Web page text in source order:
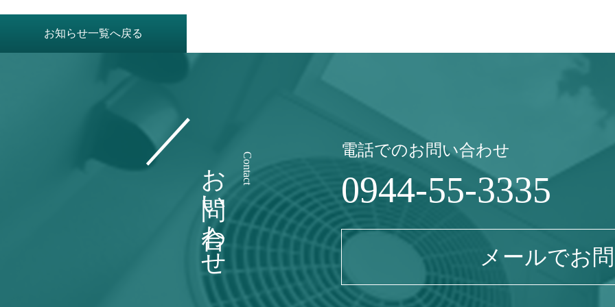
お知らせ一覧へ戻る
お問い合わせ Contact
電話でのお問い合わせ
0944-55-3335
メールでお